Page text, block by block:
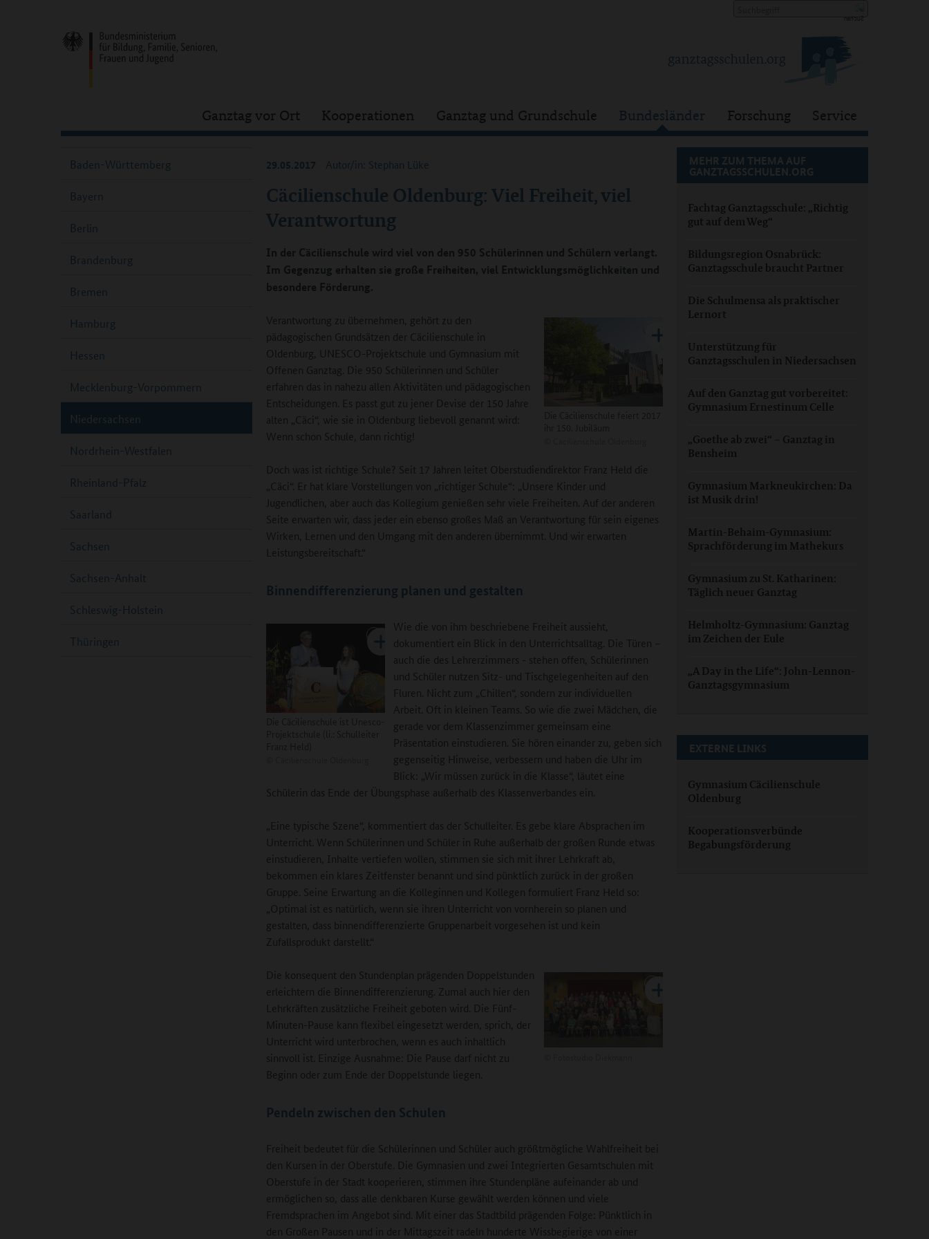
Ganztag vor Ort Kooperationen Ganztag und Grundschule Bundesländer Forschung Service
Cäcilienschule Oldenburg: Viel Freiheit, viel
Verantwortung
29.05.2017 Autor/in: Stephan Lüke
In der Cäcilienschule wird viel von den 950 Schülerinnen und Schülern verlangt.
Im Gegenzug erhalten sie große Freiheiten, viel Entwicklungsmöglichkeiten und
besondere Förderung.
Verantwortung zu übernehmen, gehört zu den
pädagogischen Grundsätzen der Cäcilienschule in
Oldenburg, UNESCO-Projektschule und Gymnasium mit
Offenen Ganztag. Die 950 Schülerinnen und Schüler
erfahren das in nahezu allen Aktivitäten und pädagogischen
Entscheidungen. Es passt gut zu jener Devise der 150 Jahre
alten „Cäci“, wie sie in Oldenburg liebevoll genannt wird:
Wenn schon Schule, dann richtig!
Doch was ist richtige Schule? Seit 17 Jahren leitet Oberstudiendirektor Franz Held die
„Cäci“. Er hat klare Vorstellungen von „richtiger Schule“: „Unsere Kinder und
Jugendlichen, aber auch das Kollegium genießen sehr viele Freiheiten. Auf der anderen
Seite erwarten wir, dass jeder ein ebenso großes Maß an Verantwortung für sein eigenes
Wirken, Lernen und den Umgang mit den anderen übernimmt. Und wir erwarten
Leistungsbereitschaft.“
Binnendifferenzierung planen und gestalten
Wie die von ihm beschriebene Freiheit aussieht,
dokumentiert ein Blick in den Unterrichtsalltag. Die Türen –
auch die des Lehrerzimmers - stehen offen, Schülerinnen
und Schüler nutzen Sitz- und Tischgelegenheiten auf den
Fluren. Nicht zum „Chillen“, sondern zur individuellen
Arbeit. Oft in kleinen Teams. So wie die zwei Mädchen, die
gerade vor dem Klassenzimmer gemeinsam eine
Präsentation einstudieren. Sie hören einander zu, geben sich
gegenseitig Hinweise, verbessern und haben die Uhr im
Blick: „Wir müssen zurück in die Klasse“, läutet eine
Schülerin das Ende der Übungsphase außerhalb des Klassenverbandes ein.
„Eine typische Szene“, kommentiert das der Schulleiter. Es gebe klare Absprachen im
Unterricht. Wenn Schülerinnen und Schüler in Ruhe außerhalb der großen Runde etwas
einstudieren, Inhalte vertiefen wollen, stimmen sie sich mit ihrer Lehrkraft ab,
bekommen ein klares Zeitfenster benannt und sind pünktlich zurück in der großen
Gruppe. Seine Erwartung an die Kolleginnen und Kollegen formuliert Franz Held so:
„Optimal ist es natürlich, wenn sie ihren Unterricht von vornherein so planen und
gestalten, dass binnendifferenzierte Gruppenarbeit vorgesehen ist und kein
Zufallsprodukt darstellt.“
Die konsequent den Stundenplan prägenden Doppelstunden
erleichtern die Binnendifferenzierung. Zumal auch hier den
Lehrkräften zusätzliche Freiheit geboten wird. Die Fünf-
Minuten-Pause kann flexibel eingesetzt werden, sprich, der
Unterricht wird unterbrochen, wenn es auch inhaltlich
sinnvoll ist. Einzige Ausnahme: Die Pause darf nicht zu
Beginn oder zum Ende der Doppelstunde liegen.
Pendeln zwischen den Schulen
Freiheit bedeutet für die Schülerinnen und Schüler auch größtmögliche Wahlfreiheit bei
den Kursen in der Oberstufe. Die Gymnasien und zwei Integrierten Gesamtschulen mit
Oberstufe in der Stadt kooperieren, stimmen ihre Stundenpläne aufeinander ab und
ermöglichen so, dass alle denkbaren Kurse gewählt werden können und viele
Fremdsprachen im Angebot sind. Mit einer das Stadtbild prägenden Folge: Pünktlich in
den Großen Pausen und in der Mittagszeit radeln hunderte Wissbegierige von einer
MEHR ZUM THEMA AUF
GANZTAGSSCHULEN.ORG
Fachtag Ganztagsschule: „Richtig
gut auf dem Weg“
Bildungsregion Osnabrück:
Ganztagsschule braucht Partner
Die Schulmensa als praktischer
Lernort
Unterstützung für
Ganztagsschulen in Niedersachsen
Auf den Ganztag gut vorbereitet:
Gymnasium Ernestinum Celle
„Goethe ab zwei“ – Ganztag in
Bensheim
Gymnasium Markneukirchen: Da
ist Musik drin!
Martin-Behaim-Gymnasium:
Sprachförderung im Mathekurs
Gymnasium zu St. Katharinen:
Täglich neuer Ganztag
Helmholtz-Gymnasium: Ganztag
im Zeichen der Eule
„A Day in the Life“: John-Lennon-
Ganztagsgymnasium
EXTERNE LINKS
Gymnasium Cäcilienschule
Oldenburg
Kooperationsverbünde
Begabungsförderung
Baden-Württemberg
Bayern
Berlin
Brandenburg
Bremen
Hamburg
Hessen
Mecklenburg-Vorpommern
Niedersachsen
Nordrhein-Westfalen
Rheinland-Pfalz
Saarland
Sachsen
Sachsen-Anhalt
Schleswig-Holstein
Thüringen